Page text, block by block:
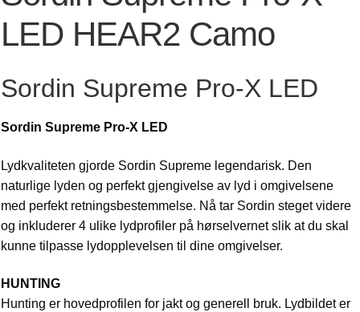
LED HEAR2 Camo
Sordin Supreme Pro-X LED
Sordin Supreme Pro-X LED
Lydkvaliteten gjorde Sordin Supreme legendarisk. Den
naturlige lyden og perfekt gjengivelse av lyd i omgivelsene
med perfekt retningsbestemmelse. Nå tar Sordin steget videre
og inkluderer 4 ulike lydprofiler på hørselvernet slik at du skal
kunne tilpasse lydopplevelsen til dine omgivelser.
HUNTING
Hunting er hovedprofilen for jakt og generell bruk. Lydbildet er